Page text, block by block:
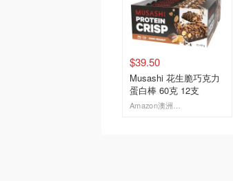
$39.50
Musashi 花生脆巧克力
蛋白棒 60克 12支